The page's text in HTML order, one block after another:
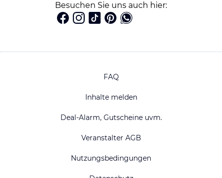
Besuchen Sie uns auch hier:
FAQ
Inhalte melden
Deal-Alarm, Gutscheine uvm.
Veranstalter AGB
Nutzungsbedingungen